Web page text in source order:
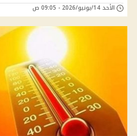
الأحد 14/يونيو/2026 - 09:05 ص